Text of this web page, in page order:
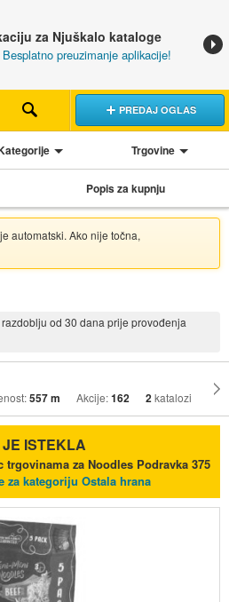
za Njuškalo kataloge
preuzimanje aplikacije!
PREDAJ OGLAS
Trgovine
Popis za kupnju
automatski. Ako nije točna,
od 30 dana prije provođenja
557 m Akcije:162 2katalozi
ISTEKLA
trgovinama za Noodles Podravka 375
za kategoriju Ostala hrana